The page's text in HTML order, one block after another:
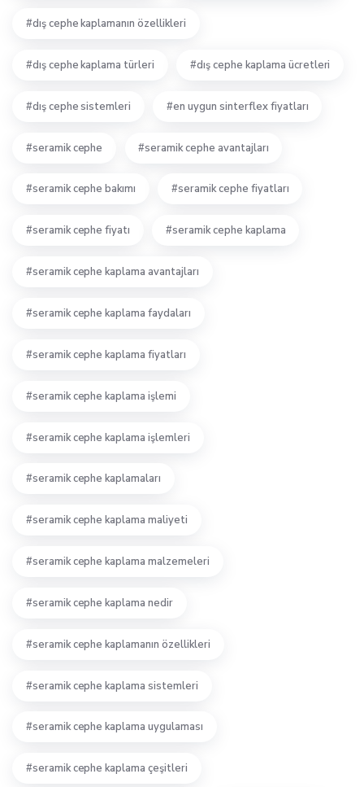
dış cephe kaplamanın özellikleri
dış cephe kaplama türleri dış cephe kaplama ücretleri
dış cephe sistemleri en uygun sinterflex fiyatları
seramik cephe seramik cephe avantajları
seramik cephe bakımı seramik cephe fiyatları
seramik cephe fiyatı seramik cephe kaplama
seramik cephe kaplama avantajları
seramik cephe kaplama faydaları
seramik cephe kaplama fiyatları
seramik cephe kaplama işlemi
seramik cephe kaplama işlemleri
seramik cephe kaplamaları
seramik cephe kaplama maliyeti
seramik cephe kaplama malzemeleri
seramik cephe kaplama nedir
seramik cephe kaplamanın özellikleri
seramik cephe kaplama sistemleri
seramik cephe kaplama uygulaması
seramik cephe kaplama çeşitleri